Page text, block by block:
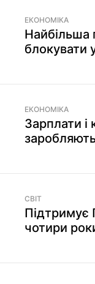
ЕКОНОМІКА
Найбільша
блокувати
ЕКОНОМІКА
Зарплати і
СВІТ
Підтримує
чотири